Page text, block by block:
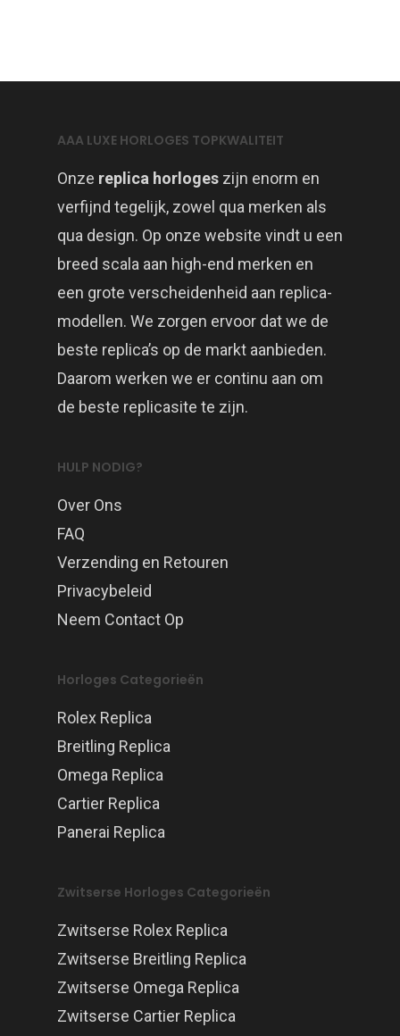
AAA LUXE HORLOGES TOPKWALITEIT
Onze replica horloges zijn enorm en
verfijnd tegelijk, zowel qua merken als
qua design. Op onze website vindt u een
breed scala aan high-end merken en
een grote verscheidenheid aan replica-
modellen. We zorgen ervoor dat we de
beste replica’s op de markt aanbieden.
Daarom werken we er continu aan om
de beste replicasite te zijn.
HULP NODIG?
Over Ons
FAQ
Verzending en Retouren
Privacybeleid
Neem Contact Op
Horloges Categorieën
Rolex Replica
Breitling Replica
Omega Replica
Cartier Replica
Panerai Replica
Zwitserse Horloges Categorieën
Zwitserse Rolex Replica
Zwitserse Breitling Replica
Zwitserse Omega Replica
Zwitserse Cartier Replica